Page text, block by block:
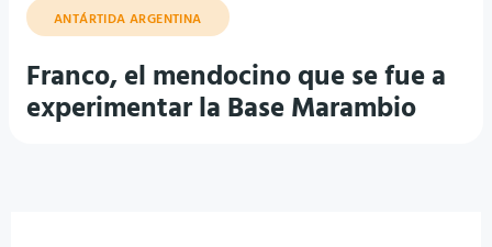
ANTÁRTIDA ARGENTINA
Franco, el mendocino que se fue a
experimentar la Base Marambio